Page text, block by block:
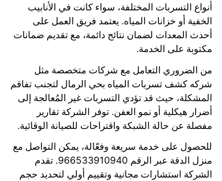
أنواع التسربات المختلفة، سواء كانت في الأنابيب
الخفية أو خزانات المياه. يعتمد فريق العمل على
أحدث المعدات لضمان نتائج دائمة، مع تقديم ضمانات
مكتوبة على الخدمة.
من الضروري التعامل مع شركات متخصصة مثل
شركه كشف تسربات المياه بحي الرمال لتجنب تفاقم
المشكلة، حيث قد تؤدي التسربات غير المُعالجة إلى
أضرار هيكلية أو نمو العفن. توفر الشركة تقارير
مفصلة عن حالة الشبكة واقتراحات للصيانة الوقائية.
للحصول على خدمة سريعة وفعّالة، يمكن التواصل مع
منزل الدقة عبر الرقم 966533910940. تقدم
الشركة استشارات مجانية وتقييم أولي لتحديد حجم